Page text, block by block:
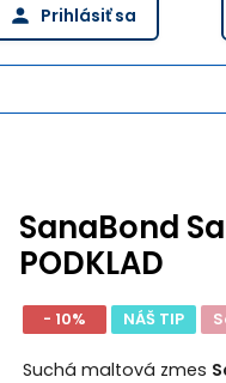
SanaBond
PODKLAD
- 10% NÁŠ TIP
Suchá maltová zmes